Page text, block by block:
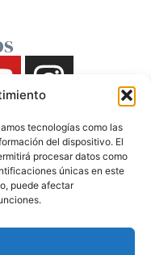
tecnologías como las
del dispositivo. El
procesar datos como
únicas en este
puede afectar